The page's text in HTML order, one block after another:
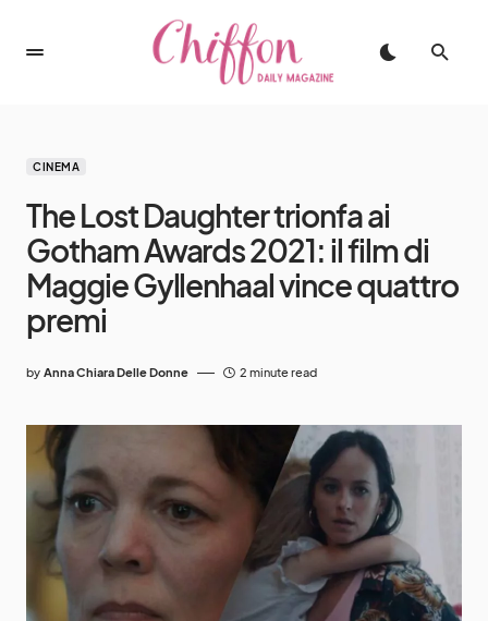
CINEMA
The Lost Daughter trionfa ai
Gotham Awards 2021: il film di
Maggie Gyllenhaal vince quattro
premi
by Anna Chiara Delle Donne 2 minute read